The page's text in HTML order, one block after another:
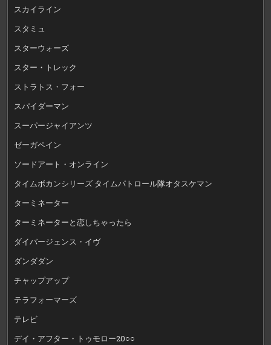
スカイライン
スタミュ
スターウォーズ
スター・トレック
ストラトス・フォー
スパイダーマン
スーパージャイアンツ
ゼーガペイン
ソードアート・オンライン
タイムボカンシリーズ タイムパトロール隊オタスケマン
ターミネーター
ターミネーターと恋しちゃったら
ダイバージェンス・イヴ
ダンダダン
チャップアップ
テラフォーマーズ
テレビ
デイ・アフター・トゥモロー20○○